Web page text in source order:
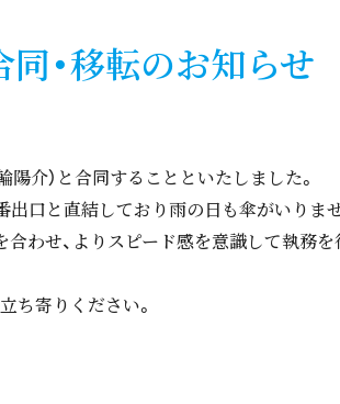
・移転のお知らせ
介）と合同することといたしました。
口と直結しており雨の日も傘がいりませ
わせ、よりスピード感を意識して執務を
ち寄りください。
どうぞよろしく